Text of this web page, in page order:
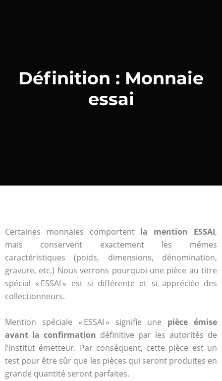
Définition : Monnaie
essai
Certaines monnaies comportent la mention ESSAI,
mais conservent exactement les mêmes
caractéristiques (poids, dimensions, dénomination,
gravure, etc.) Nous verrons pourquoi une pièce au titre
spécial « ESSAI » est si différente et si appréciée des
collectionneurs.
Mention spéciale « ESSAI » signifie une pièce émise
avant la confirmation définitive par les autorités de
l’institut émetteur. Par conséquent, cette pièce est un
test pour être sûr que les pièces qui seront produites en
grande quantité seront parfaites.